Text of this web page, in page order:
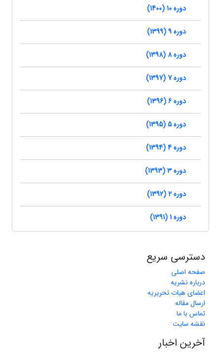
دوره 10 (1400)
دوره 9 (1399)
دوره 8 (1398)
دوره 7 (1397)
دوره 6 (1396)
دوره 5 (1395)
دوره 4 (1394)
دوره 3 (1393)
دوره 2 (1392)
دوره 1 (1391)
دسترسی سریع
صفحه اصلی
درباره نشریه
اعضای هیات تحریریه
ارسال مقاله
تماس با ما
نقشه سایت
آخرین اخبار